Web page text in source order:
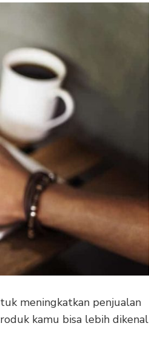
meningkatkan penjualan
kamu bisa lebih dikenal